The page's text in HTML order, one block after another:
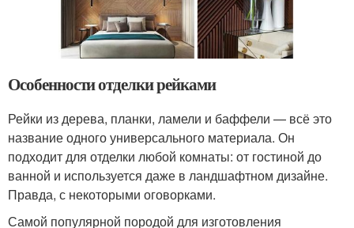
Особенности отделки рейками
Рейки из дерева, планки, ламели и баффели — всё это
название одного универсального материала. Он
подходит для отделки любой комнаты: от гостиной до
ванной и используется даже в ландшафтном дизайне.
Правда, с некоторыми оговорками.
Самой популярной породой для изготовления